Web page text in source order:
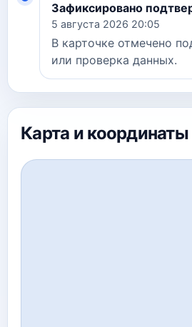
Зафиксировано
5 августа 2026 20:05
В карточке отмечено
или проверка данных.
Карта и координаты